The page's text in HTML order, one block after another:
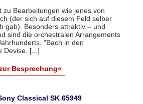
zu Bearbeitungen wie jenes von
(der sich auf diesem Feld selber
gab). Besonders attraktiv – und
sind die orchestralen Arrangements
"Bach in den
Devise. [...]
Besprechung«
Classical SK 65949